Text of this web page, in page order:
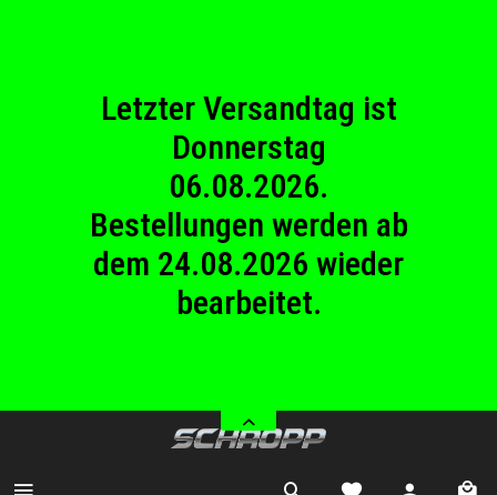
Letzter Versandtag ist
Donnerstag
06.08.2026.
Bestellungen werden ab
dem 24.08.2026 wieder
bearbeitet.
23.08.2026
Betriebsferien.